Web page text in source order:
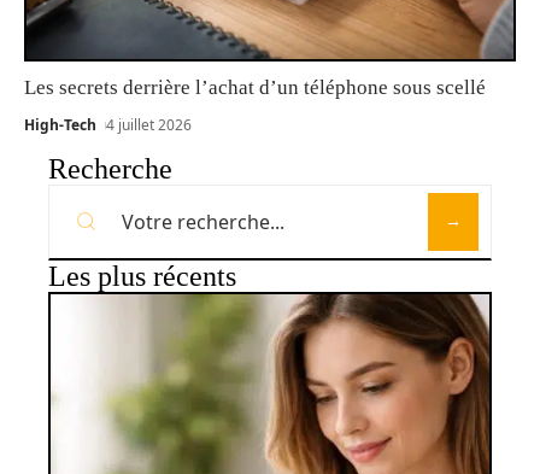
Les secrets derrière l’achat d’un téléphone sous scellé
High-Tech 4 juillet 2026
Recherche
Les plus récents